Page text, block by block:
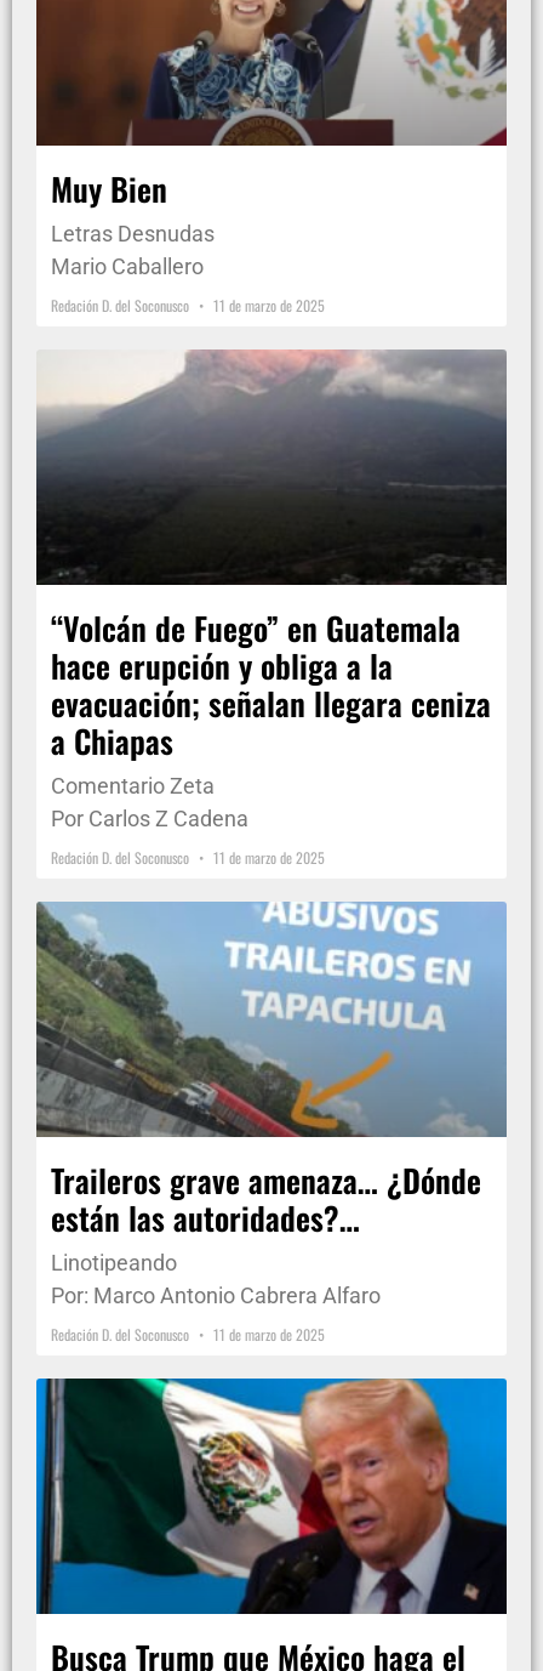
Muy Bien
Letras Desnudas
Mario Caballero
Redación D. del Soconusco 11 de marzo de 2025
“Volcán de Fuego” en Guatemala
hace erupción y obliga a la
evacuación; señalan llegara ceniza
a Chiapas
Comentario Zeta
Por Carlos Z Cadena
Redación D. del Soconusco 11 de marzo de 2025
Traileros grave amenaza… ¿Dónde
están las autoridades?…
Linotipeando
Por: Marco Antonio Cabrera Alfaro
Redación D. del Soconusco 11 de marzo de 2025
Busca Trump que México haga el